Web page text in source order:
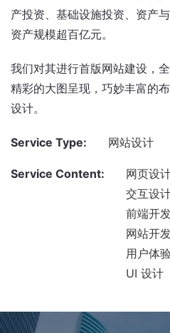
产投资、基础设施投资、资产
资产规模超百亿元。
我们对其进行首版网站建设，
精彩的大图呈现，巧妙丰富的
设计。
Service Type: 网站设计
Service Content:
网页设
交互设
前端开
网站开
用户体验
UI 设计